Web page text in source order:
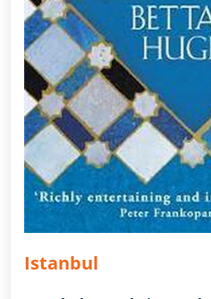
Istanbul